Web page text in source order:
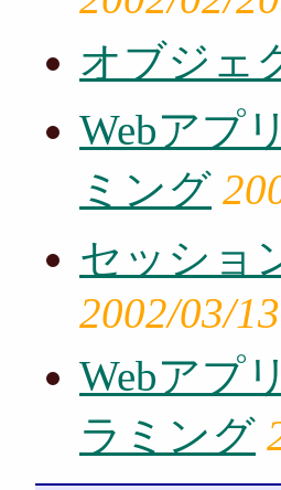
オブジェ
Webアプ
ミング
セッショ
2002/03/
Webアプ
ラミング